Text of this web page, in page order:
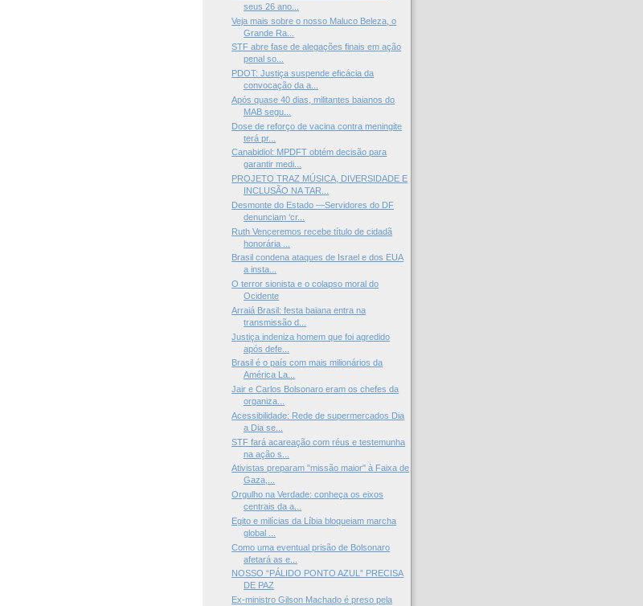
seus 26 ano...
Veja mais sobre o nosso Maluco Beleza, o
Grande Ra...
STF abre fase de alegações finais em ação
penal so...
PDOT: Justiça suspende eficácia da
convocação da a...
Após quase 40 dias, militantes baianos do
MAB segu...
Dose de reforço de vacina contra meningite
terá pr...
Canabidiol: MPDFT obtém decisão para
garantir medi...
PROJETO TRAZ MÚSICA, DIVERSIDADE E
INCLUSÃO NA TAR...
Desmonte do Estado —Servidores do DF
denunciam ‘cr...
Ruth Venceremos recebe título de cidadã
honorária ...
Brasil condena ataques de Israel e dos EUA
a insta...
O terror sionista e o colapso moral do
Ocidente
Arraiá Brasil: festa baiana entra na
transmissão d...
Justiça indeniza homem que foi agredido
após defe...
Brasil é o país com mais milionários da
América La...
Jair e Carlos Bolsonaro eram os chefes da
organiza...
Acessibilidade: Rede de supermercados Dia
a Dia se...
STF fará acareação com réus e testemunha
na ação s...
Ativistas preparam "missão maior" à Faixa de
Gaza,...
Orgulho na Verdade: conheça os eixos
centrais da a...
Egito e milícias da Líbia bloqueiam marcha
global ...
Como uma eventual prisão de Bolsonaro
afetará as e...
NOSSO “PÁLIDO PONTO AZUL” PRECISA
DE PAZ
Ex-ministro Gilson Machado é preso pela